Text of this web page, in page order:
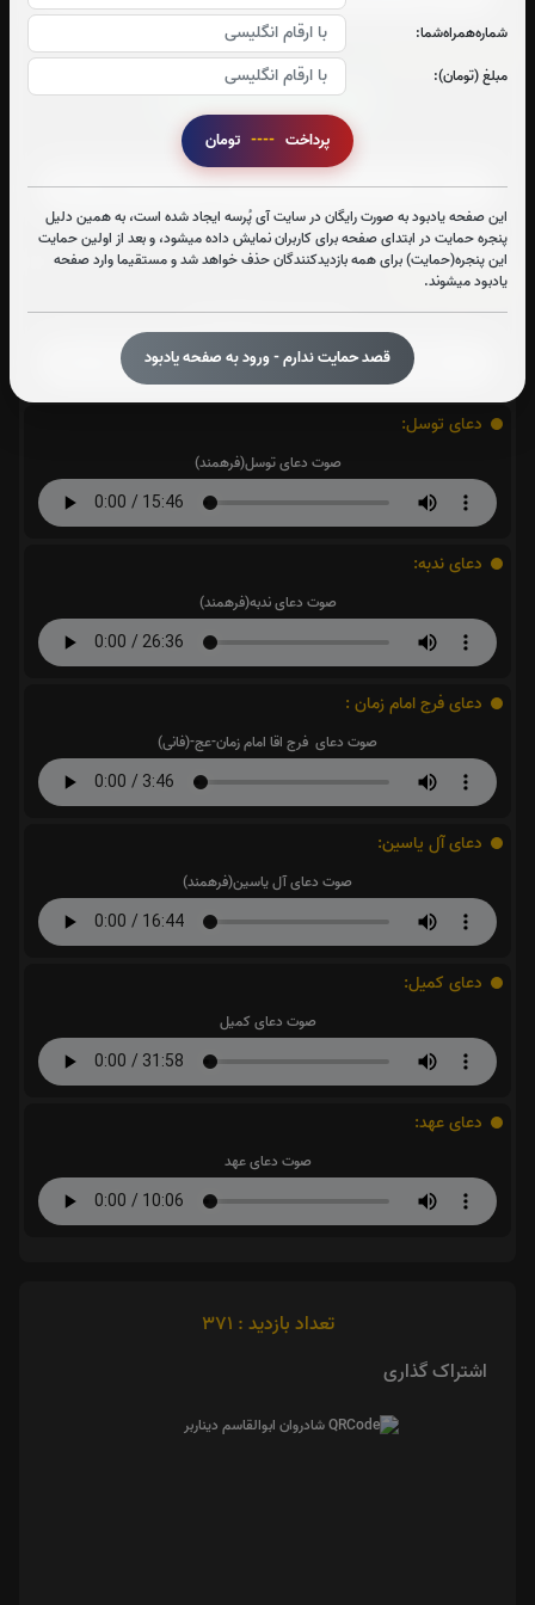
شماره‌همراه‌شما:
مبلغ (تومان):
پرداخت ----
این صفحه یادبود به صورت رایگان در سایت آی پُرسه ایجاد شده است، به همین دلیل
پنجره حمایت در ابتدای صفحه برای کاربران نمایش داده میشود، و بعد از اولین حمایت
این پنجره(حمایت) برای همه بازدیدکنندگان حذف خواهد شد و مستقیما وارد صفحه
یادبود میشوند.
قصد حمایت ندارم - ورود به صفحه یادبود
قرائت زیارت عاشورا را تقبل میکنم
صوت زیارت عاشورا - فانی
متن زیارت عاشورا
حدیث کساء:
دعای توسل:
صوت دعای توسل(فرهمند)
دعای ندبه:
صوت دعای ندبه(فرهمند)
دعای فرج امام زمان :
صوت دعای فرج اقا امام زمان-عج-(فانی)
دعای آل یاسین:
صوت دعای آل یاسین(فرهمند)
دعای کمیل:
صوت دعای کمیل
دعای عهد:
صوت دعای عهد
تعداد بازدید : 371
اشتراک گذاری